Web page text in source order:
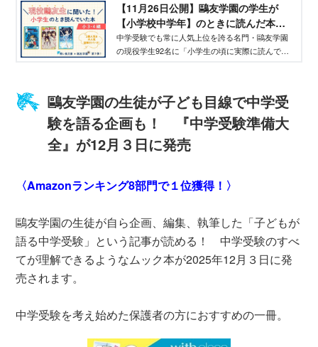
【11月26日公開】鷗友学園の学生が
【小学校中学年】のときに読んだ本は
こちらから！
中学受験でも常に人気上位を誇る名門・鷗友学園
の現役学生92名に「小学生の頃に実際に読んでい
鷗友学園の生徒が子ども目線で中学受
験を語る企画も！ 『中学受験準備大
全』が12月３日に発売
〈Amazonランキング8部門で１位獲得！〉
鷗友学園の生徒が自ら企画、編集、執筆した「子どもが
語る中学受験」という記事が読める！ 中学受験のすべ
てが理解できるようなムック本が2025年12月３日に発
売されます。
中学受験を考え始めた保護者の方におすすめの一冊。